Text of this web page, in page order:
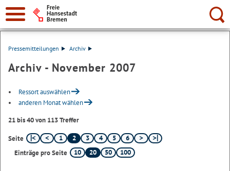
Suche:
Pressemitteilungen Archiv
Archiv - November 2007
Ressort auswählen
anderen Monat wählen
21 bis 40 von 113 Treffer
Seite 1 2 3 4 5
6
Einträge pro Seite
10 20 50 100